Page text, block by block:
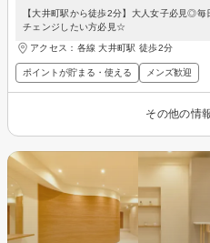
【大井町駅から徒歩2分】大人女子必見◎
チェンジしたい方必見☆
アクセス：各線 大井町駅 徒歩2分
ポイントが貯まる・使える メンズ歓迎
その他の情